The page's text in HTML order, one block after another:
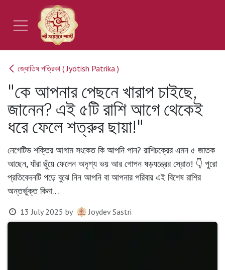
Skip to Content
জ্যোতিষ পত্রিকা ( Jyotish Patrika )
"কে আপনার পেছনে খারাপ চাইছে,
জানেন? এই ৫টি রাশি আগে থেকেই
ধরে ফেলে শত্রুর ছায়া!"
নেগেটিভ শক্তির আগাম সংকেত কি আপনি পান? রাশিচক্রের এমন ৫ জাতক
আছেন, যাঁরা ছুঁয়ে ফেলেন অদৃশ্য ভয় আর গোপন ষড়যন্ত্রের স্রোত! 👇 পুরো
প্রতিবেদনটি পড়ে বুঝে নিন আপনি বা আপনার পরিবার এই বিশেষ রাশির
অন্তর্ভুক্ত কিনা…
13 July 2025 by Joydev Sastri